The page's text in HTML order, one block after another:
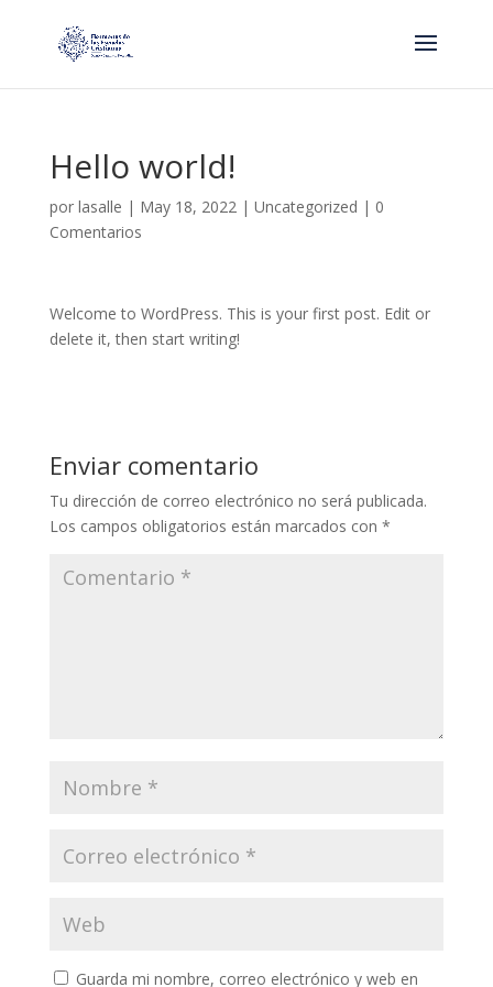
Hello world!
por lasalle | May 18, 2022| Uncategorized | 0
Comentarios
Welcome to WordPress. This is your first post. Edit or
delete it, then start writing!
Enviar comentario
Tu dirección de correo electrónico no será publicada.
Los campos obligatorios están marcados con *
Guarda mi nombre, correo electrónico y web en